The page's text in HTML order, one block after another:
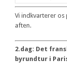
Vi indkvarterer
aften.
2.dag: Det
byrundtur i